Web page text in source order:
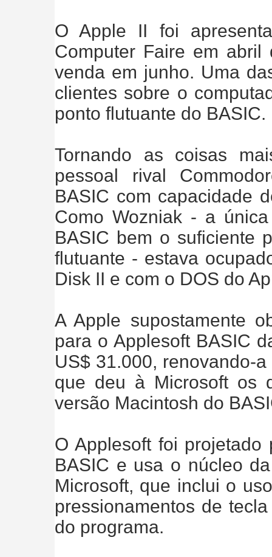
O Apple II foi
Computer Faire em
venda em junho. Uma
clientes sobre o
ponto flutuante do BASIC.
Tornando as coisas
pessoal rival
BASIC com capacidade
Como Wozniak - a
BASIC bem o suficiente
flutuante - estava
Disk II e com o DOS do
A Apple supostamente
para o Applesoft BASIC
US$ 31.000, renovando-
que deu à Microsoft os
versão Macintosh do
O Applesoft foi
BASIC e usa o núcleo
Microsoft, que inclui o
pressionamentos de
do programa.